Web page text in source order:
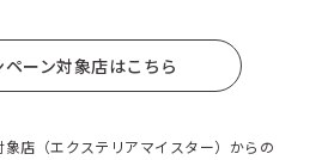
ペーン対象店はこちら
象店（エクステリアマイスター）からの